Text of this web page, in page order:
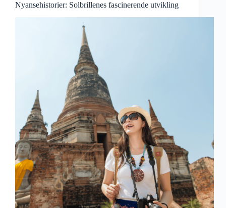
Nyansehistorier: Solbrillenes fascinerende utvikling